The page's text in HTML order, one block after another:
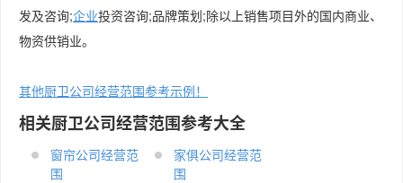
发及咨询;企业投资咨询;品牌策划;除以上销售项目外的国内商业、
物资供销业。
其他厨卫公司经营范围参考示例！
相关厨卫公司经营范围参考大全
窗帘公司经营范
围
家俱公司经营范
围